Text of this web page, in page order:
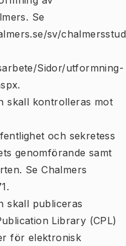
Se
sv/
Sidor/utformning-
skall kontrolleras mot
och sekretess
genomförande samt
Se Chalmers
skall publiceras
Library (CPL)
för elektronisk